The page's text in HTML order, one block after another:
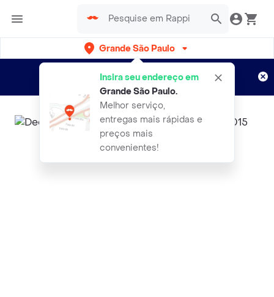
Grande São Paulo
Insira seu endereço em
Grande São Paulo.
Melhor serviço,
entregas mais rápidas e
preços mais
convenientes!
Entregas grátis por 15 dias!
Aplicam T&C